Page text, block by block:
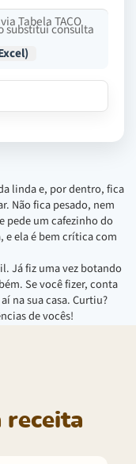
Tabela TACO
substitui consulta
linda e, por dentro, fica
Não fica pesado, nem
pede um cafezinho do
e ela é bem crítica com
Já fiz uma vez botando
Se você fizer, conta
na sua casa. Curtiu?
de vocês!
receita